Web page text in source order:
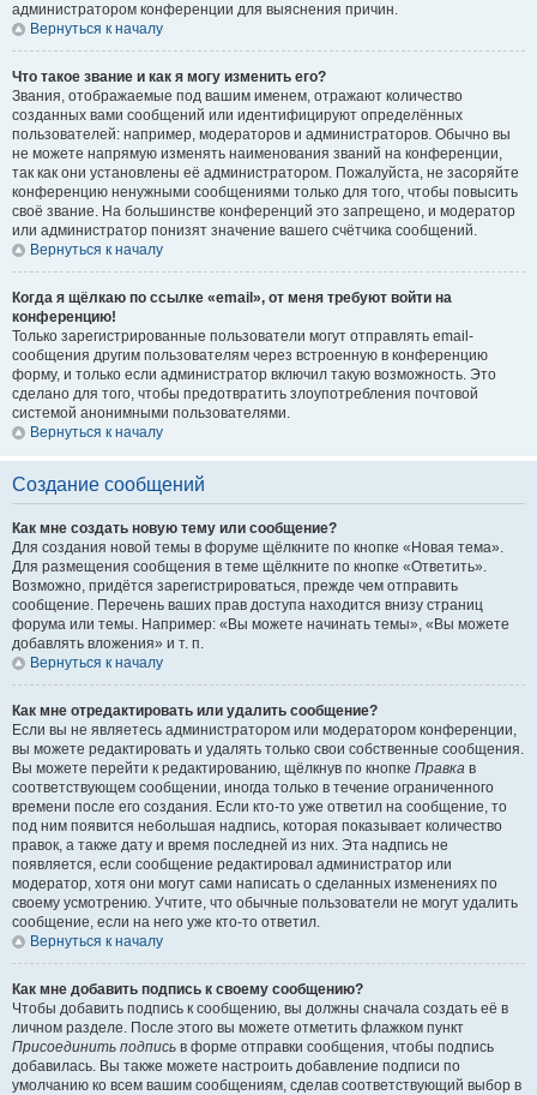
администратором конференции для выяснения причин.
Вернуться к началу
Что такое звание и как я могу изменить его?
Звания, отображаемые под вашим именем, отражают количество
созданных вами сообщений или идентифицируют определённых
пользователей: например, модераторов и администраторов. Обычно вы
не можете напрямую изменять наименования званий на конференции,
так как они установлены её администратором. Пожалуйста, не засоряйте
конференцию ненужными сообщениями только для того, чтобы повысить
своё звание. На большинстве конференций это запрещено, и модератор
или администратор понизят значение вашего счётчика сообщений.
Вернуться к началу
Когда я щёлкаю по ссылке «email», от меня требуют войти на
конференцию!
Только зарегистрированные пользователи могут отправлять email-
сообщения другим пользователям через встроенную в конференцию
форму, и только если администратор включил такую возможность. Это
сделано для того, чтобы предотвратить злоупотребления почтовой
системой анонимными пользователями.
Вернуться к началу
Создание сообщений
Как мне создать новую тему или сообщение?
Для создания новой темы в форуме щёлкните по кнопке «Новая тема».
Для размещения сообщения в теме щёлкните по кнопке «Ответить».
Возможно, придётся зарегистрироваться, прежде чем отправить
сообщение. Перечень ваших прав доступа находится внизу страниц
форума или темы. Например: «Вы можете начинать темы», «Вы можете
добавлять вложения» и т. п.
Вернуться к началу
Как мне отредактировать или удалить сообщение?
Если вы не являетесь администратором или модератором конференции,
вы можете редактировать и удалять только свои собственные сообщения.
Вы можете перейти к редактированию, щёлкнув по кнопке Правка в
соответствующем сообщении, иногда только в течение ограниченного
времени после его создания. Если кто-то уже ответил на сообщение, то
под ним появится небольшая надпись, которая показывает количество
правок, а также дату и время последней из них. Эта надпись не
появляется, если сообщение редактировал администратор или
модератор, хотя они могут сами написать о сделанных изменениях по
своему усмотрению. Учтите, что обычные пользователи не могут удалить
сообщение, если на него уже кто-то ответил.
Вернуться к началу
Как мне добавить подпись к своему сообщению?
Чтобы добавить подпись к сообщению, вы должны сначала создать её в
личном разделе. После этого вы можете отметить флажком пункт
Присоединить подпись в форме отправки сообщения, чтобы подпись
добавилась. Вы также можете настроить добавление подписи по
умолчанию ко всем вашим сообщениям, сделав соответствующий выбор в